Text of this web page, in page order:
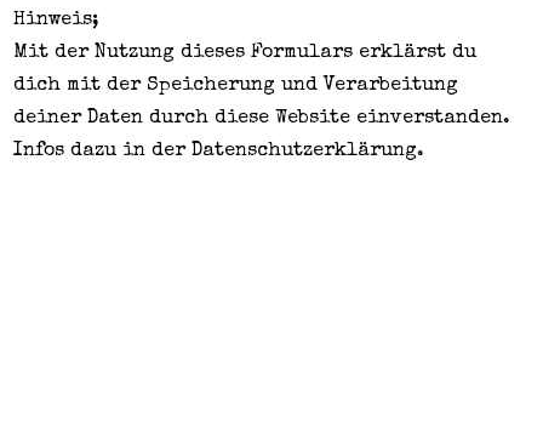
Hinweis;
Mit der Nutzung dieses Formulars erklärst du
dich mit der Speicherung und Verarbeitung
deiner Daten durch diese Website einverstanden.
Infos dazu in derDatenschutzerklärung.